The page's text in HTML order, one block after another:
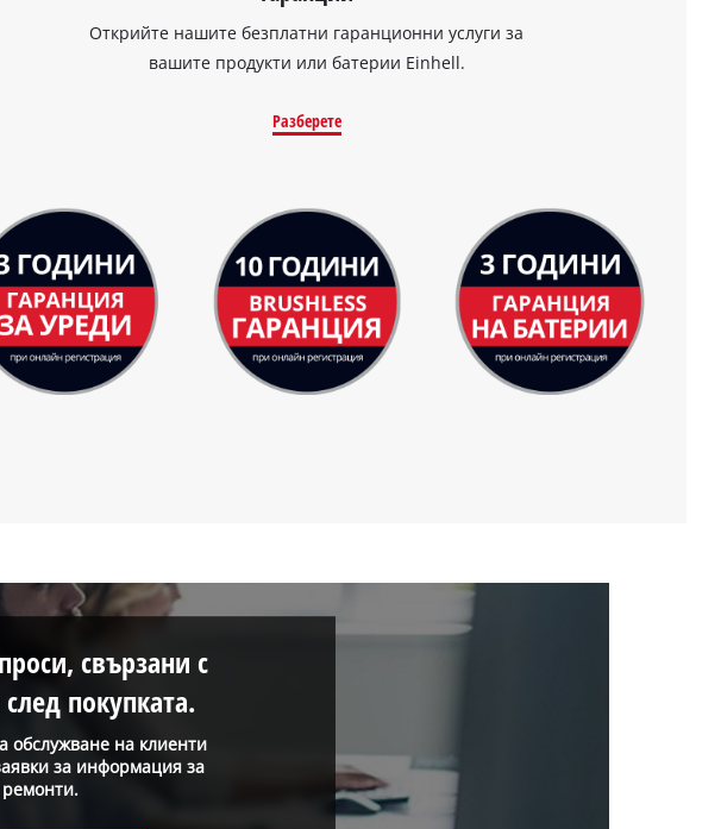
due
to the
to setup
content
Открийте нашите безплатни гаранционни услуги за
вашите продукти или батерии Einhell.
Разберете
обслужване на клиенти
за информация за
ремонти.
свързани с
покупката.